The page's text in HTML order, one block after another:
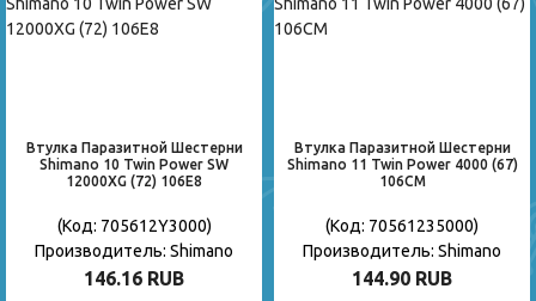
Втулка Паразитной Шестерни
Shimano 10 Twin Power SW
12000XG (72) 106E8
(Код: 705612Y3000)
Производитель: Shimano
146.16 RUB
Втулка Паразитной Шестерни
Shimano 11 Twin Power 4000 (67)
106CM
(Код: 70561235000)
Производитель: Shimano
144.90 RUB